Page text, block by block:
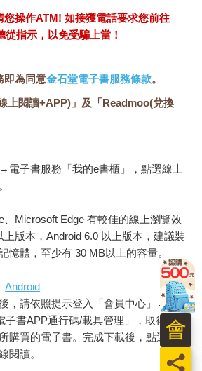
當中，常會進行這樣的活動。
一組，分別扮演A和B。
始和B閒聊，過程中要讓B盡量多開口說
但很快就掌握到訣竅，做得駕輕就熟
提問」。
嘛！這算什麼訣竅？」
會回答。
原則」。
向人搭話時，第一句話也都是提問。
識。
觀察一下平常那些隨意閒聊的內容，基
回答」所組成。
不是「我得找點有意思的話題才行」，
問」。
而是對方。
，總會這麼說：
的人，腦子裡根本沒有好玩話題的資料
己的大腦，再怎麼絞盡腦汁地想，也是
您操作ATM! 如接獲電話要求您前往
指示，以免受騙上當！
即為同意金石堂電子書服務條款。
上閱讀+APP)」及「Readmoo(兌換
電子書服務「我的e書櫃」，點選線上
、Microsoft Edge 有較佳的線上瀏覽效
上版本，Android 6.0 以上版本，建議裝
憶體，至少有 30 MB以上的容量。
Android
，請依照提示登入「會員中心」→「我
書APP通行碼/載具管理」，取得通行
購買的電子書。完成下載後，點選任一
閱讀。
員
會